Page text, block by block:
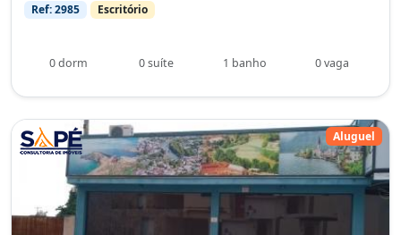
Ref: 2985 Escritório
0 dorm 0 suíte 1 banho 0 vaga
Aluguel